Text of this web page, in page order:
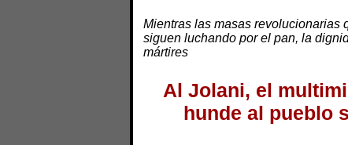
Mientras las masas revolucionarias
siguen luchando por el pan, la
mártires
Al Jolani, el
hunde al pueblo